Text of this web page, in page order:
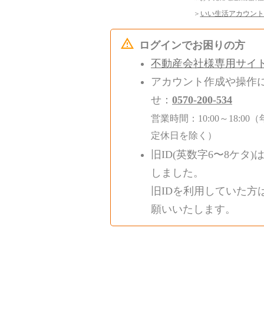
＞ いい生活アカウン
ログインでお困りの方
不動産会社様専用サイ
アカウント作成や操作
せ： 0570-200-534
営業時間：10:00～18:00
定休日を除く）
旧ID(英数字6〜8ケタ)は
しました。
旧IDを利用していた
願いいたします。